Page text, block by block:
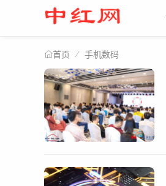
首页 手机数码